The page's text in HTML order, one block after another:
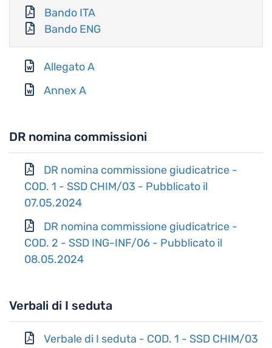
Bando ITA
Bando ENG
Allegato A
Annex A
DR nomina commissioni
DR nomina commissione giudicatrice -
COD. 1 - SSD CHIM/03 - Pubblicato il
07.05.2024
DR nomina commissione giudicatrice -
COD. 2 - SSD ING-INF/06 - Pubblicato il
08.05.2024
Verbali di I seduta
Verbale di I seduta - COD. 1 - SSD CHIM/03